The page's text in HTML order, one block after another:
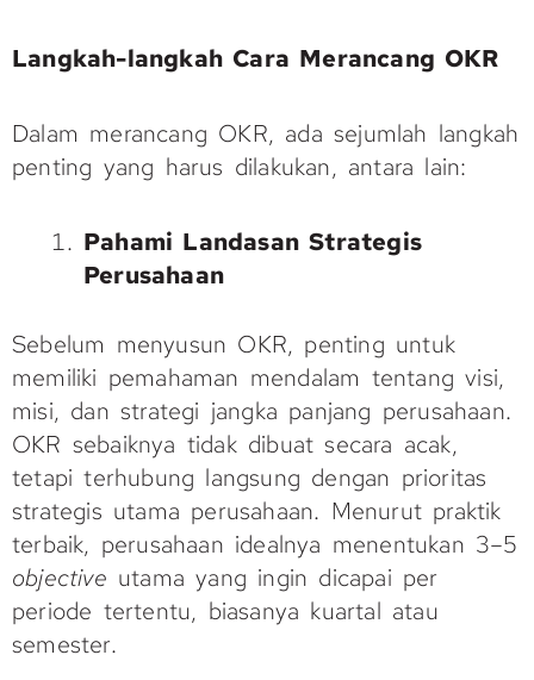
Langkah-langkah Cara Merancang OKR
Dalam merancang OKR, ada sejumlah langkah
penting yang harus dilakukan, antara lain:
Pahami Landasan Strategis
Perusahaan
Sebelum menyusun OKR, penting untuk
memiliki pemahaman mendalam tentang visi,
misi, dan strategi jangka panjang perusahaan.
OKR sebaiknya tidak dibuat secara acak,
tetapi terhubung langsung dengan prioritas
strategis utama perusahaan. Menurut praktik
terbaik, perusahaan idealnya menentukan 3–5
objective utama yang ingin dicapai per
periode tertentu, biasanya kuartal atau
semester.